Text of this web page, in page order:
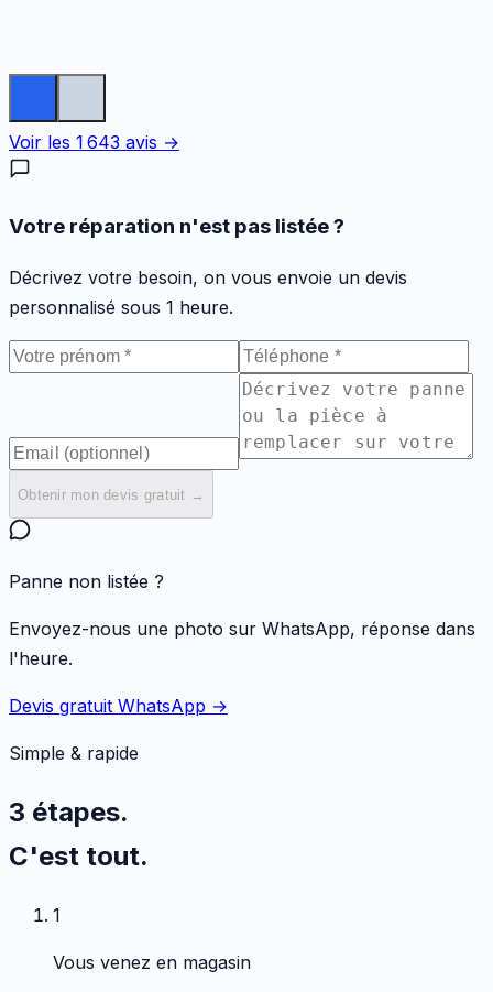
Voir les 1 643 avis →
Votre réparation n'est pas listée ?
Décrivez votre besoin, on vous envoie un devis
personnalisé sous 1 heure.
Obtenir mon devis gratuit →
Panne non listée ?
Envoyez-nous une photo sur WhatsApp, réponse dans
l'heure.
Devis gratuit WhatsApp →
Simple & rapide
3 étapes.
C'est tout.
1
Vous venez en magasin